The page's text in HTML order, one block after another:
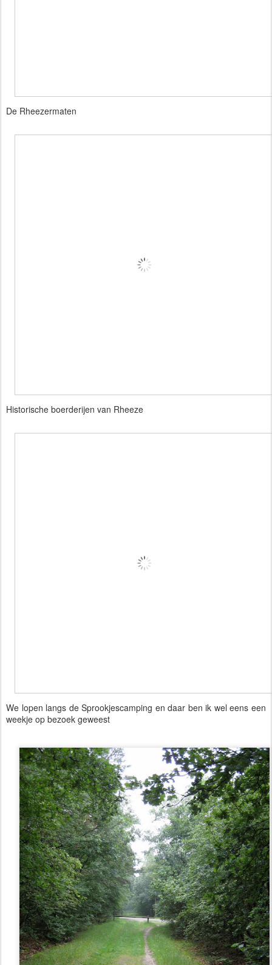
De Rheezermaten
Historische boerderijen van Rheeze
We lopen langs de Sprookjescamping en daar ben ik wel eens een
weekje op bezoek geweest